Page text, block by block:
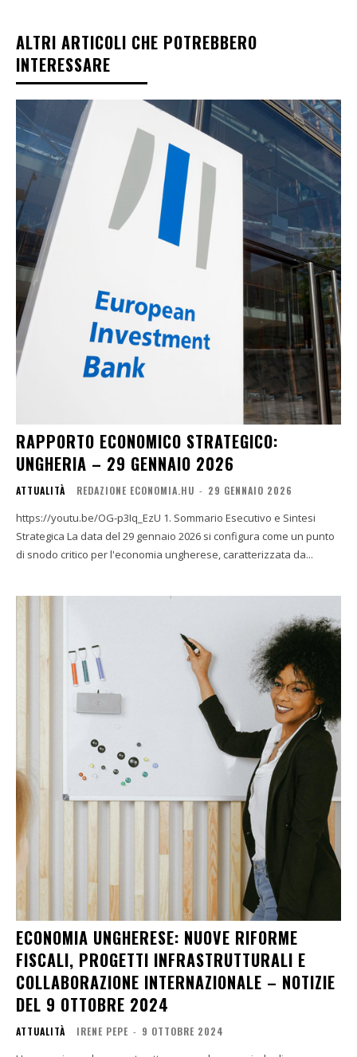
ALTRI ARTICOLI CHE POTREBBERO
INTERESSARE
RAPPORTO ECONOMICO STRATEGICO:
UNGHERIA – 29 GENNAIO 2026
ATTUALITÀ REDAZIONE ECONOMIA.HU - 29 GENNAIO 2026
https://youtu.be/OG-p3Iq_EzU 1. Sommario Esecutivo e Sintesi
Strategica La data del 29 gennaio 2026 si configura come un punto
di snodo critico per l'economia ungherese, caratterizzata da...
ECONOMIA UNGHERESE: NUOVE RIFORME
FISCALI, PROGETTI INFRASTRUTTURALI E
COLLABORAZIONE INTERNAZIONALE – NOTIZIE
DEL 9 OTTOBRE 2024
ATTUALITÀ IRENE PEPE - 9 OTTOBRE 2024